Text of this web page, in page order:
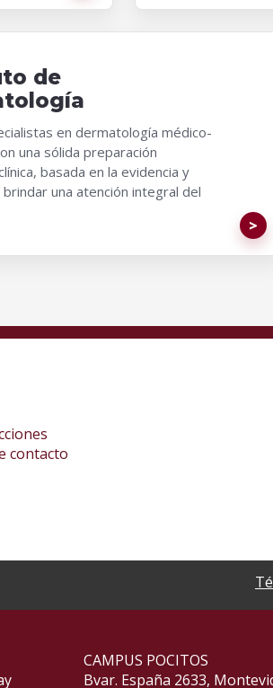
de
en dermatología médico-
una sólida preparación
basada en la evidencia y
una atención integral del
contacto
CAMPUS POCITOS
Bvar. España 2633,